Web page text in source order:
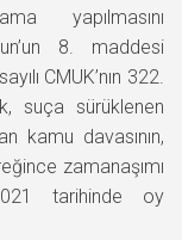
yapılmasını
8. maddesi
CMUK’nın 322.
suça sürüklenen
kamu davasının,
zamanaşımı
tarihinde oy